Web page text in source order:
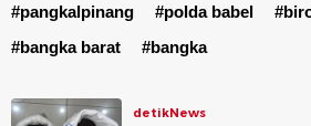
#pangkalpinang #polda babel
#bangka barat
#bangka
detikNews